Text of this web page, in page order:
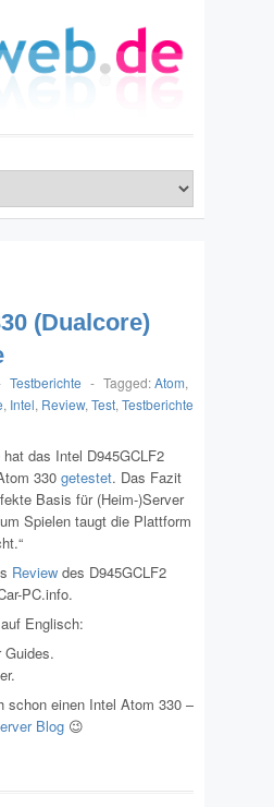
(Dualcore)
Testberichte - Tagged:Atom,
, Intel, Review, Test, Testberichte
das Intel D945GCLF2
330 getestet. Das Fazit
Basis für (Heim-)Server
Spielen taugt die Plattform
Review des D945GCLF2
PC.info.
Englisch:
Guides.
schon einen Intel Atom 330 –
Blog 😉